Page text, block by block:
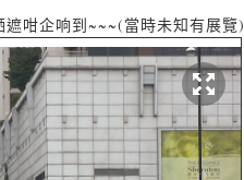
咁企响到~~~(當時未知有展覽)